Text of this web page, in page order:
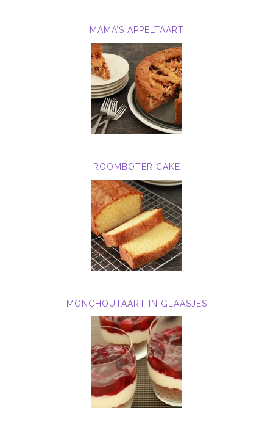
MAMA’S APPELTAART
ROOMBOTER CAKE
MONCHOUTAART IN GLAASJES